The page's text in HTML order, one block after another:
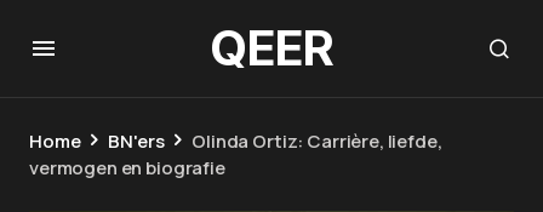
QEER
Home BN'ers
Olinda Ortiz: Carrière, liefde,
vermogen en biografie